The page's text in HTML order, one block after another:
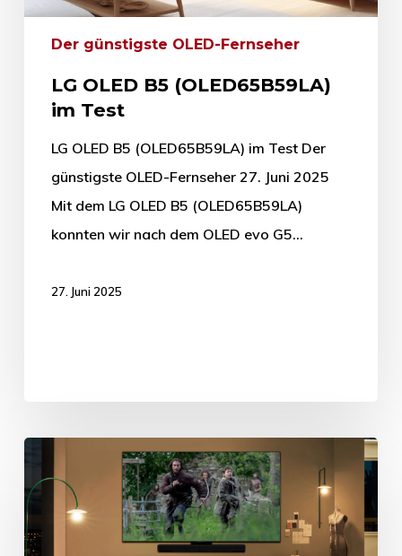
Der günstigste OLED-Fernseher
LG OLED B5 (OLED65B59LA)
im Test
LG OLED B5 (OLED65B59LA) im Test Der
günstigste OLED-Fernseher 27. Juni 2025
Mit dem LG OLED B5 (OLED65B59LA)
konnten wir nach dem OLED evo G5…
27. Juni 2025